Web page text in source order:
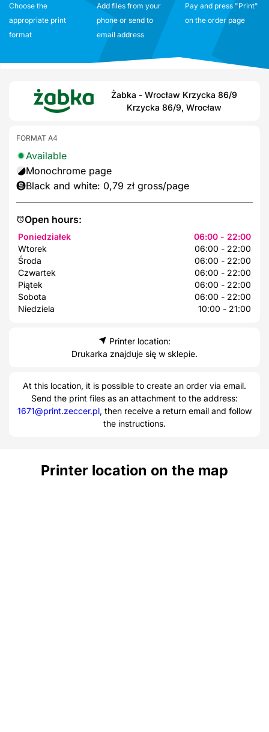
Choose the
appropriate print
format
Add files from your
phone or send to
email address
Pay and press "Print"
on the order page
Żabka - Wrocław Krzycka 86/9
Krzycka 86/9, Wrocław
Open hours:
Poniedziałek
06:00 - 22:00
Wtorek
06:00 - 22:00
Środa
06:00 - 22:00
Czwartek
06:00 - 22:00
Piątek
06:00 - 22:00
Sobota
06:00 - 22:00
Niedziela
10:00 - 21:00
FORMAT A4
Available
Monochrome page
Black and white: 0,79 zł gross/page
Printer location:
Drukarka znajduje się w sklepie.
At this location, it is possible to create an order via email.
Send the print files as an attachment to the address:
1671@print.zeccer.pl, then receive a return email and follow
the instructions.
Printer location on the map